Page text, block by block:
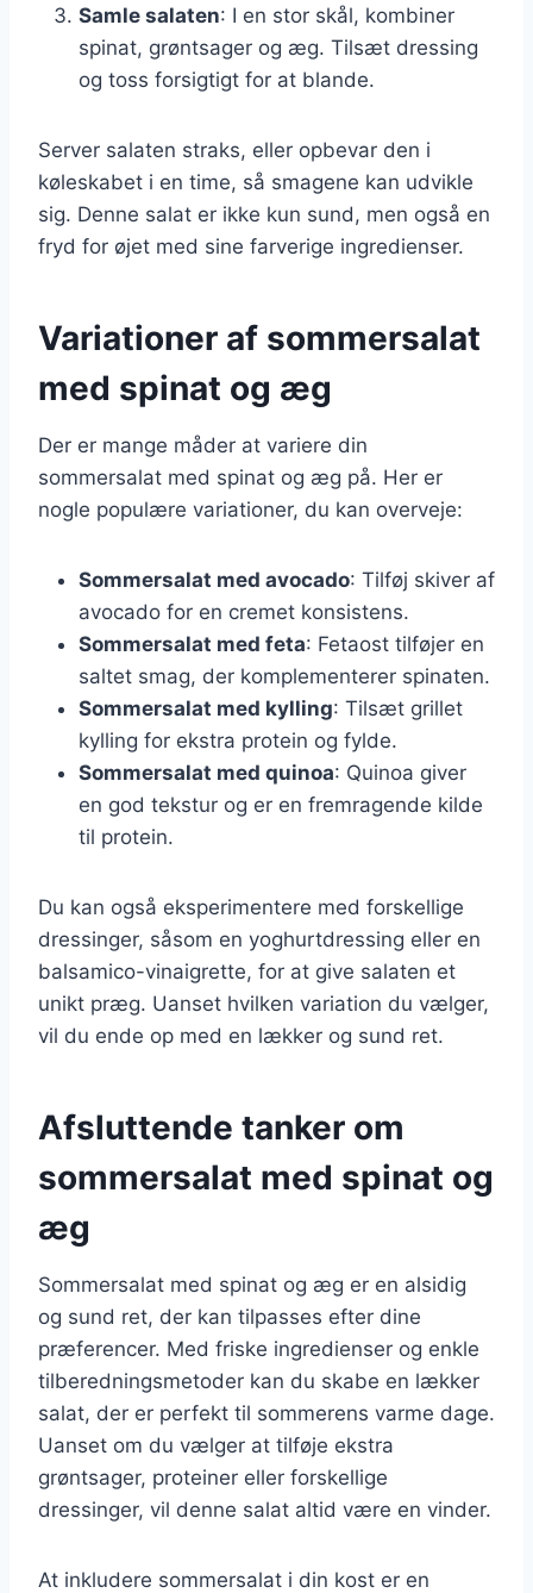
Samle salaten: I en stor skål, kombiner
spinat, grøntsager og æg. Tilsæt dressing
og toss forsigtigt for at blande.
Server salaten straks, eller opbevar den i
køleskabet i en time, så smagene kan udvikle
sig. Denne salat er ikke kun sund, men også en
fryd for øjet med sine farverige ingredienser.
Variationer af sommersalat
med spinat og æg
Der er mange måder at variere din
sommersalat med spinat og æg på. Her er
nogle populære variationer, du kan overveje:
Sommersalat med avocado: Tilføj skiver af
avocado for en cremet konsistens.
Sommersalat med feta: Fetaost tilføjer en
saltet smag, der komplementerer spinaten.
Sommersalat med kylling: Tilsæt grillet
kylling for ekstra protein og fylde.
Sommersalat med quinoa: Quinoa giver
en god tekstur og er en fremragende kilde
til protein.
Du kan også eksperimentere med forskellige
dressinger, såsom en yoghurtdressing eller en
balsamico-vinaigrette, for at give salaten et
unikt præg. Uanset hvilken variation du vælger,
vil du ende op med en lækker og sund ret.
Afsluttende tanker om
sommersalat med spinat og
æg
Sommersalat med spinat og æg er en alsidig
og sund ret, der kan tilpasses efter dine
præferencer. Med friske ingredienser og enkle
tilberedningsmetoder kan du skabe en lækker
salat, der er perfekt til sommerens varme dage.
Uanset om du vælger at tilføje ekstra
grøntsager, proteiner eller forskellige
dressinger, vil denne salat altid være en vinder.
At inkludere sommersalat i din kost er en